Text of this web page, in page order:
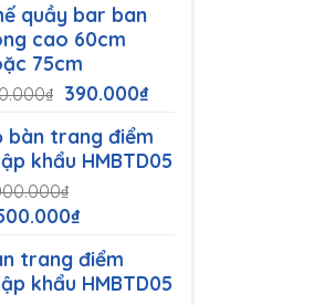
quầy bar ban
cao 60cm
75cm
₫ Giá
là:
490.000₫.
390.000₫Giá
tại
là:
bàn trang điểm
khẩu HMBTD05
₫
₫Giá
tại
là:
trang điểm
khẩu HMBTD05